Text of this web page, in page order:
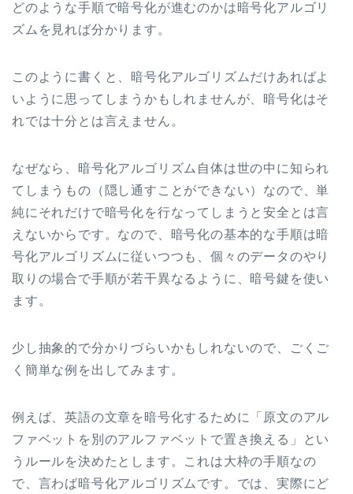
どのような手順で暗号化が進むのかは暗号化アルゴリ
ズムを見れば分かります。
このように書くと、暗号化アルゴリズムだけあればよ
いように思ってしまうかもしれませんが、暗号化はそ
れでは十分とは言えません。
なぜなら、暗号化アルゴリズム自体は世の中に知られ
てしまうもの（隠し通すことができない）なので、単
純にそれだけで暗号化を行なってしまうと安全とは言
えないからです。なので、暗号化の基本的な手順は暗
号化アルゴリズムに従いつつも、個々のデータのやり
取りの場合で手順が若干異なるように、暗号鍵を使い
ます。
少し抽象的で分かりづらいかもしれないので、ごくご
く簡単な例を出してみます。
例えば、英語の文章を暗号化するために「原文のアル
ファベットを別のアルファベットで置き換える」とい
うルールを決めたとします。これは大枠の手順なの
で、言わば暗号化アルゴリズムです。では、実際にど